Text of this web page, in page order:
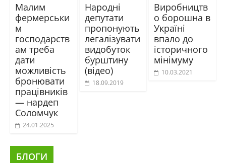
Малим
фермерськи
м
господарств
ам треба
дати
можливість
бронювати
працівників
— нардеп
Соломчук
24.01.2025
Народні
депутати
пропонують
легалізувати
видобуток
бурштину
(відео)
18.09.2019
Виробництв
о борошна в
Україні
впало до
історичного
мінімуму
10.03.2021
БЛОГИ